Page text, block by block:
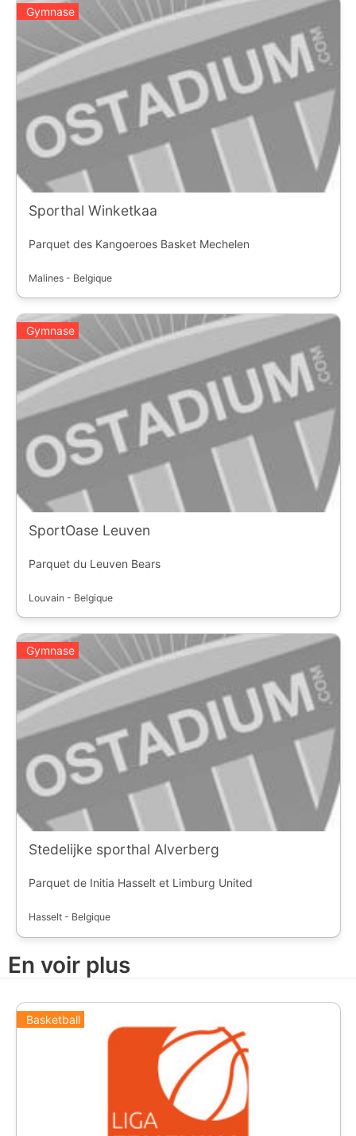
Gymnase
Sporthal Winketkaa
Parquet des Kangoeroes Basket Mechelen
Malines - Belgique
Gymnase
SportOase Leuven
Parquet du Leuven Bears
Louvain - Belgique
Gymnase
Stedelijke sporthal Alverberg
Parquet de Initia Hasselt et Limburg United
Hasselt - Belgique
En voir plus
Basketball